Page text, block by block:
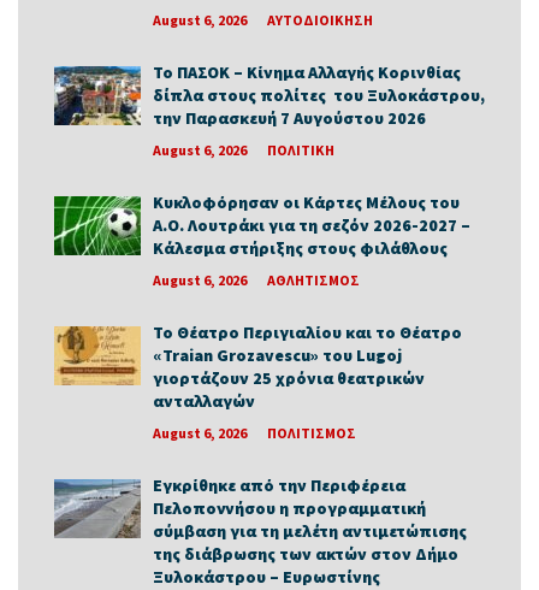
August 6, 2026 ΑΥΤΟΔΙΟΙΚΗΣΗ
Το ΠΑΣΟΚ – Κίνημα Αλλαγής Κορινθίας
δίπλα στους πολίτες του Ξυλοκάστρου,
την Παρασκευή 7 Αυγούστου 2026
August 6, 2026 ΠΟΛΙΤΙΚΗ
Κυκλοφόρησαν οι Κάρτες Μέλους του
Α.Ο. Λουτράκι για τη σεζόν 2026-2027 –
Κάλεσμα στήριξης στους φιλάθλους
August 6, 2026 ΑΘΛΗΤΙΣΜΟΣ
Το Θέατρο Περιγιαλίου και το Θέατρο
«Traian Grozavescu» του Lugoj
γιορτάζουν 25 χρόνια θεατρικών
ανταλλαγών
August 6, 2026 ΠΟΛΙΤΙΣΜΟΣ
Εγκρίθηκε από την Περιφέρεια
Πελοποννήσου η προγραμματική
σύμβαση για τη μελέτη αντιμετώπισης
της διάβρωσης των ακτών στον Δήμο
Ξυλοκάστρου – Ευρωστίνης